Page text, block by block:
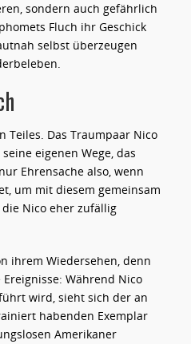
sondern auch gefährlich
Fluch ihr Geschick
selbst überzeugen
Teiles. Das Traumpaar Nico
eigenen Wege, das
Ehrensache also, wenn
um mit diesem gemeinsam
Nico eher zufällig
ihrem Wiedersehen, denn
Während Nico
wird, sieht sich der an
habenden Exemplar
Amerikaner